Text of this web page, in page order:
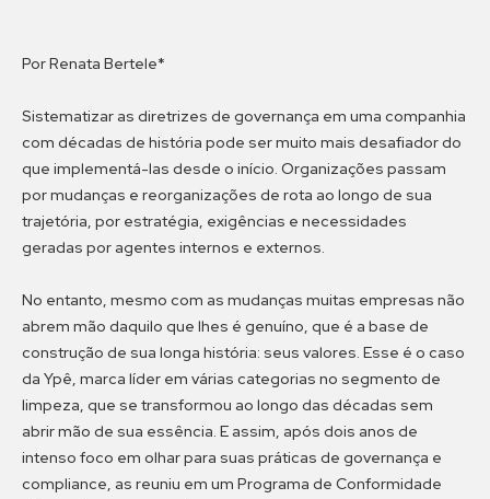
Por Renata Bertele*
Sistematizar as diretrizes de governança em uma companhia
com décadas de história pode ser muito mais desafiador do
que implementá-las desde o início. Organizações passam
por mudanças e reorganizações de rota ao longo de sua
trajetória, por estratégia, exigências e necessidades
geradas por agentes internos e externos.
No entanto, mesmo com as mudanças muitas empresas não
abrem mão daquilo que lhes é genuíno, que é a base de
construção de sua longa história: seus valores. Esse é o caso
da Ypê, marca líder em várias categorias no segmento de
limpeza, que se transformou ao longo das décadas sem
abrir mão de sua essência. E assim, após dois anos de
intenso foco em olhar para suas práticas de governança e
compliance, as reuniu em um Programa de Conformidade